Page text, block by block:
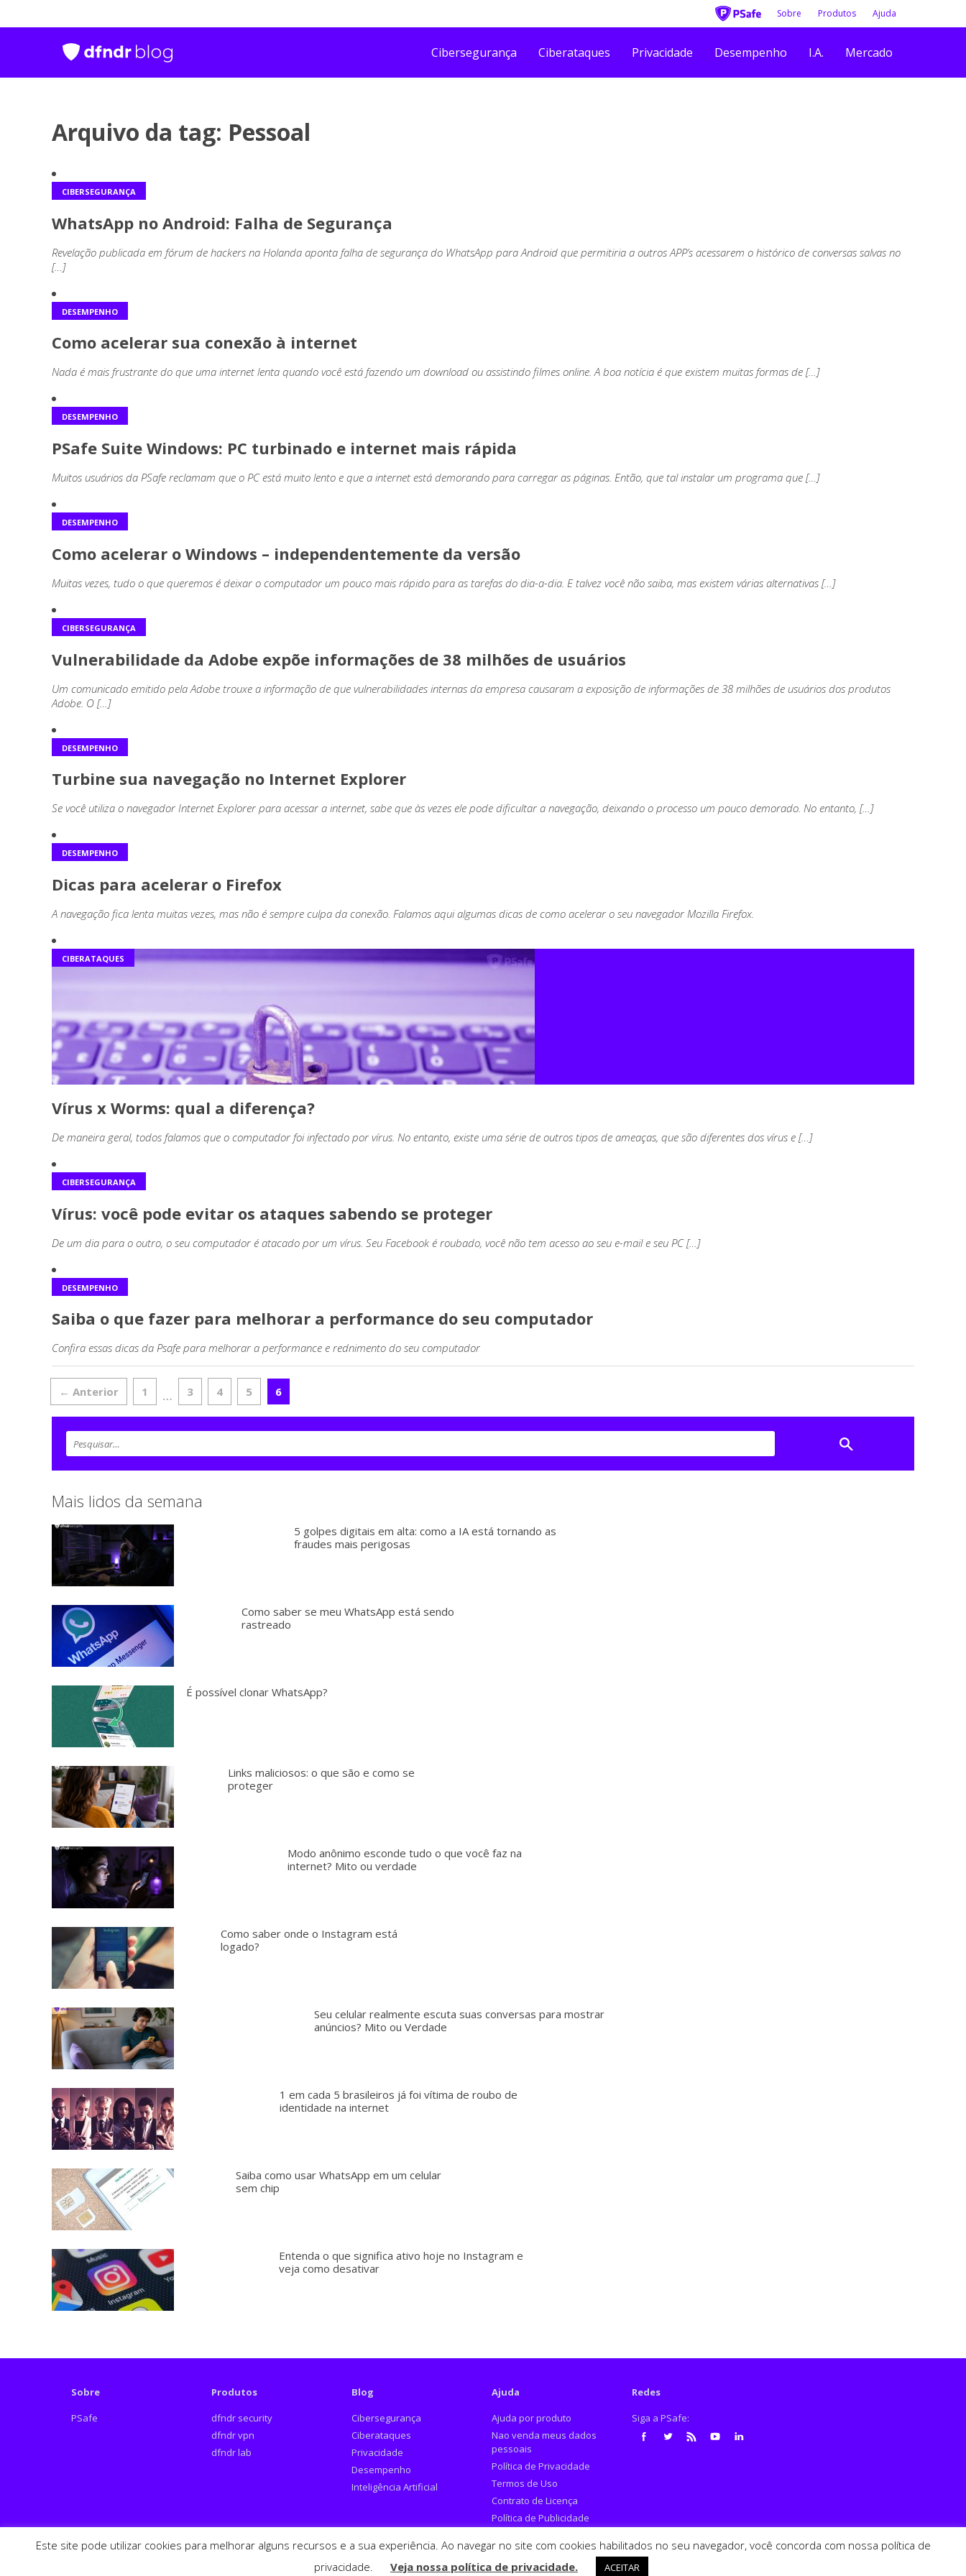
Sobre Produtos Ajuda
Cibersegurança Ciberataques Privacidade Desempenho I.A. Mercado
Arquivo da tag: Pessoal
CIBERSEGURANÇA
WhatsApp no Android: Falha de Segurança
Revelação publicada em fórum de hackers na Holanda aponta falha de segurança do WhatsApp para Android que permitiria a outros APP’s acessarem o histórico de conversas salvas no
[…]
DESEMPENHO
Como acelerar sua conexão à internet
Nada é mais frustrante do que uma internet lenta quando você está fazendo um download ou assistindo filmes online. A boa notícia é que existem muitas formas de […]
DESEMPENHO
PSafe Suite Windows: PC turbinado e internet mais rápida
Muitos usuários da PSafe reclamam que o PC está muito lento e que a internet está demorando para carregar as páginas. Então, que tal instalar um programa que […]
DESEMPENHO
Como acelerar o Windows – independentemente da versão
Muitas vezes, tudo o que queremos é deixar o computador um pouco mais rápido para as tarefas do dia-a-dia. E talvez você não saiba, mas existem várias alternativas […]
CIBERSEGURANÇA
Vulnerabilidade da Adobe expõe informações de 38 milhões de usuários
Um comunicado emitido pela Adobe trouxe a informação de que vulnerabilidades internas da empresa causaram a exposição de informações de 38 milhões de usuários dos produtos
Adobe. O […]
DESEMPENHO
Turbine sua navegação no Internet Explorer
Se você utiliza o navegador Internet Explorer para acessar a internet, sabe que às vezes ele pode dificultar a navegação, deixando o processo um pouco demorado. No entanto, […]
DESEMPENHO
Dicas para acelerar o Firefox
A navegação fica lenta muitas vezes, mas não é sempre culpa da conexão. Falamos aqui algumas dicas de como acelerar o seu navegador Mozilla Firefox.
CIBERATAQUES
Vírus x Worms: qual a diferença?
De maneira geral, todos falamos que o computador foi infectado por vírus. No entanto, existe uma série de outros tipos de ameaças, que são diferentes dos vírus e […]
CIBERSEGURANÇA
Vírus: você pode evitar os ataques sabendo se proteger
De um dia para o outro, o seu computador é atacado por um vírus. Seu Facebook é roubado, você não tem acesso ao seu e-mail e seu PC […]
DESEMPENHO
Saiba o que fazer para melhorar a performance do seu computador
Confira essas dicas da Psafe para melhorar a performance e rednimento do seu computador
← Anterior 1 … 3 4 5 6
Mais lidos da semana
5 golpes digitais em alta: como a IA está tornando as
fraudes mais perigosas
Como saber se meu WhatsApp está sendo
rastreado
É possível clonar WhatsApp?
Links maliciosos: o que são e como se
proteger
Modo anônimo esconde tudo o que você faz na
internet? Mito ou verdade
Como saber onde o Instagram está
logado?
Seu celular realmente escuta suas conversas para mostrar
anúncios? Mito ou Verdade
1 em cada 5 brasileiros já foi vítima de roubo de
identidade na internet
Saiba como usar WhatsApp em um celular
sem chip
Entenda o que significa ativo hoje no Instagram e
veja como desativar
Sobre
PSafe
Produtos
dfndr security
dfndr vpn
dfndr lab
Blog
Cibersegurança
Ciberataques
Privacidade
Desempenho
Inteligência Artificial
Ajuda
Ajuda por produto
Nao venda meus dados
pessoais
Política de Privacidade
Termos de Uso
Contrato de Licença
Política de Publicidade
Enganosos
Redes
Siga a PSafe:
Este site pode utilizar cookies para melhorar alguns recursos e a sua experiência. Ao navegar no site com cookies habilitados no seu navegador, você concorda com nossa política de
privacidade.
Veja nossa política de privacidade. ACEITAR